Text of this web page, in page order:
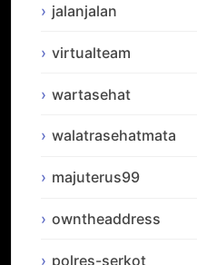
jalanjalan
virtualteam
wartasehat
walatrasehatmata
majuterus99
owntheaddress
polres-serkot